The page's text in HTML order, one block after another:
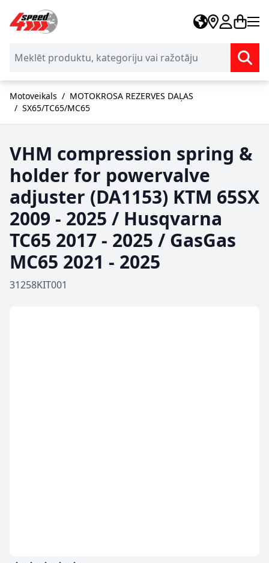
Skip to Content
Motoveikals / MOTOKROSA REZERVES DAĻAS
/ SX65/TC65/MC65
VHM compression spring &
holder for powervalve
adjuster (DA1153) KTM 65SX
2009 - 2025 / Husqvarna
TC65 2017 - 2025 / GasGas
MC65 2021 - 2025
31258KIT001